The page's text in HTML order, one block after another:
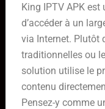
King IPTV APK
d’accéder à un
via Internet. Plutôt
traditionnelles ou
solution utilise le
contenu
Pensez-y comme